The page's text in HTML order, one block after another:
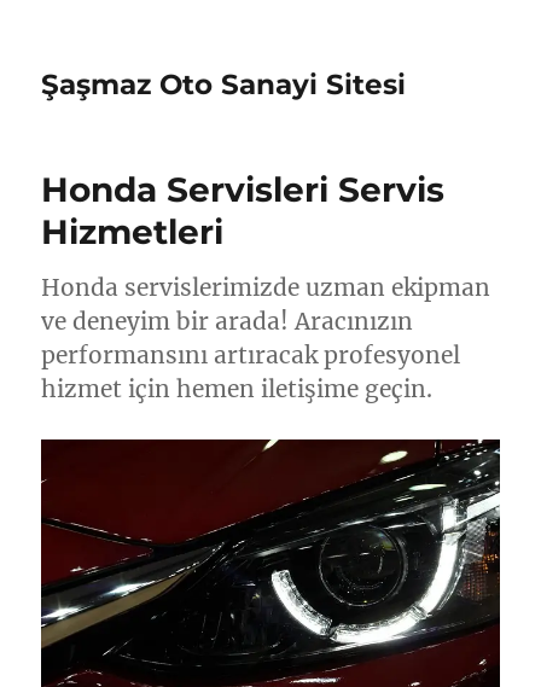
Şaşmaz Oto Sanayi Sitesi
Honda Servisleri Servis
Hizmetleri
Honda servislerimizde uzman ekipman
ve deneyim bir arada! Aracınızın
performansını artıracak profesyonel
hizmet için hemen iletişime geçin.